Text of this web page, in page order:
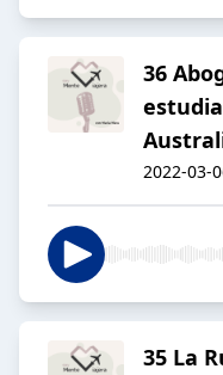
36
2022-03-
35 La